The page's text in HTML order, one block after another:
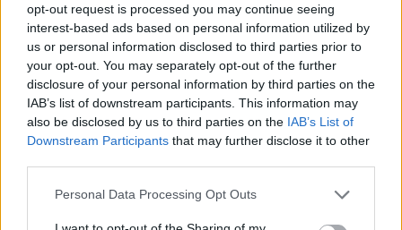
opt-out request is processed you may continue seeing
interest-based ads based on personal information utilized by
us or personal information disclosed to third parties prior to
your opt-out. You may separately opt-out of the further
disclosure of your personal information by third parties on the
IAB’s list of downstream participants. This information may
also be disclosed by us to third parties on the IAB’s List of
Downstream Participants that may further disclose it to other
Personal Data Processing Opt Outs